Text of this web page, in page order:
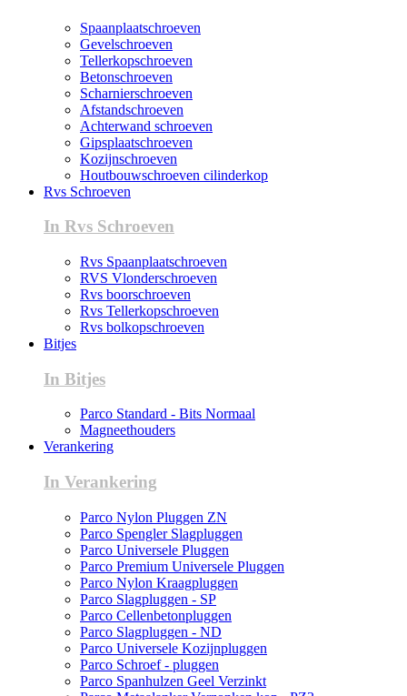
Spaanplaatschroeven
Gevelschroeven
Tellerkopschroeven
Betonschroeven
Scharnierschroeven
Afstandschroeven
Achterwand schroeven
Gipsplaatschroeven
Kozijnschroeven
Houtbouwschroeven cilinderkop
Rvs Schroeven
In Rvs Schroeven
Rvs Spaanplaatschroeven
RVS Vlonderschroeven
Rvs boorschroeven
Rvs Tellerkopschroeven
Rvs bolkopschroeven
Bitjes
In Bitjes
Parco Standard - Bits Normaal
Magneethouders
Verankering
In Verankering
Parco Nylon Pluggen ZN
Parco Spengler Slagpluggen
Parco Universele Pluggen
Parco Premium Universele Pluggen
Parco Nylon Kraagpluggen
Parco Slagpluggen - SP
Parco Cellenbetonpluggen
Parco Slagpluggen - ND
Parco Universele Kozijnpluggen
Parco Schroef - pluggen
Parco Spanhulzen Geel Verzinkt